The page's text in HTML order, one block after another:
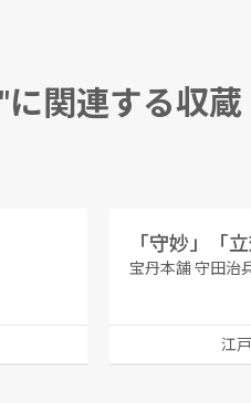
関連する収蔵
「守妙」「
宝丹本舗 守田治
江